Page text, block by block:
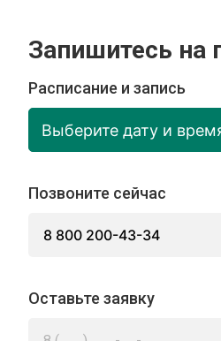
Запишитесь на
Расписание и запись
Выберите дату и
Позвоните сейчас
8 800 200-43-34
Оставьте заявку